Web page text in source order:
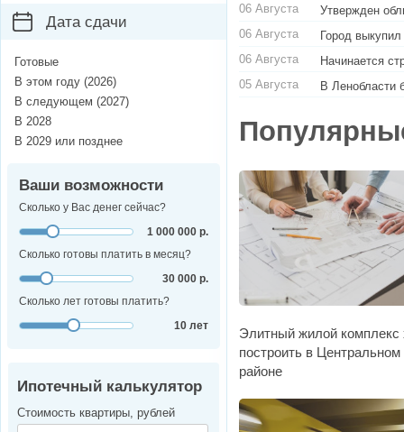
06 Августа
Утвержден
06 Августа
Город
06 Августа
Начинается
05 Августа
В Ленобласти
Элитный жилой комплекс
построить в Центральном
районе
Дата сдачи
Готовые
В этом году (2026)
В следующем (2027)
В 2028
В 2029 или позднее
Ваши возможности
Сколько у Вас денег сейчас?
1 000 000 р.
Сколько готовы платить в месяц?
30 000 р.
Сколько лет готовы платить?
10 лет
Ипотечный калькулятор
Стоимость квартиры, рублей